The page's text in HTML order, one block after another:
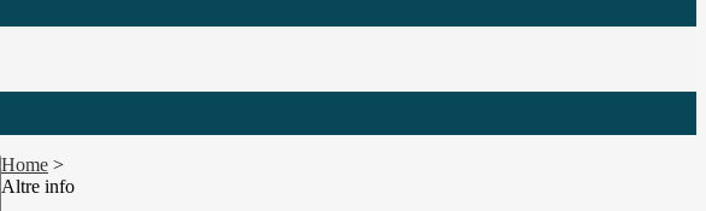
Home >
Altre info